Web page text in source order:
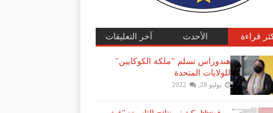
قراءة الأحدث آخر التعليقات
هندوراس تسلم "ملكة الكوكايين"
للولايات المتحدة
يوليو 28, 2022